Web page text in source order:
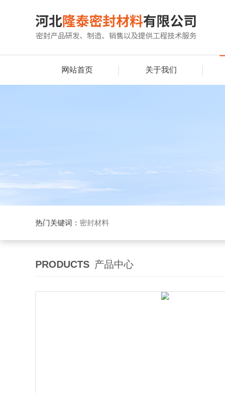
网站首页 关于我们
热门关键词： 密封材料
PRODUCTS 产品中心